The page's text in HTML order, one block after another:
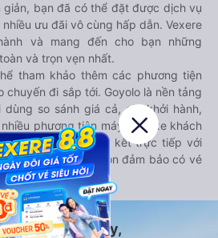
giản, bạn đã có thể đặt được dịch vụ
ưu đãi vô cùng hấp dẫn. Vexere
và mang đến cho bạn những
và trọn vẹn nhất.
tham khảo thêm các phương tiện
chuyến đi sắp tới. Goyolo là nền tảng
so sánh giá cả, giờ khởi hành,
phương tiện máy bay, xe khách
Goyolo được liên kết trực tiếp với
và tàu hoả, luôn đảm bảo có vé
khách, Máy bay,